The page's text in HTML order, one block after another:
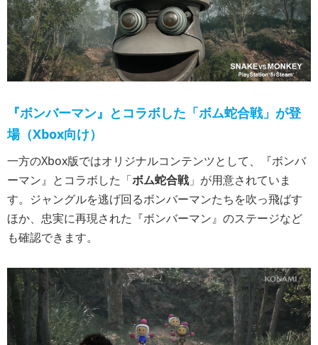
『ボンバーマン』とコラボした「ボム蛇合戦」が登
場（Xbox向け）
一方のXbox版ではオリジナルコンテンツとして、『ボンバ
ーマン』とコラボした「ボム蛇合戦」が用意されていま
す。ジャングルを逃げ回るボンバーマンたちを吹っ飛ばす
ほか、忠実に再現された『ボンバーマン』のステージなど
も確認できます。